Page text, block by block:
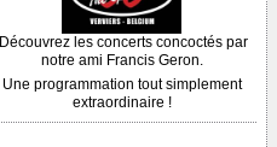
Découvrez les concerts concoctés par
notre ami Francis Geron.
Une programmation tout simplement
extraordinaire !